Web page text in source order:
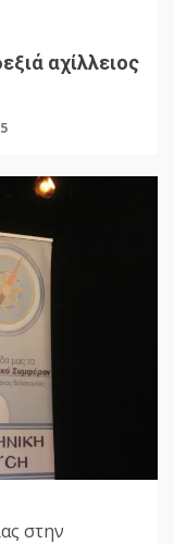
αχίλλειος
στην